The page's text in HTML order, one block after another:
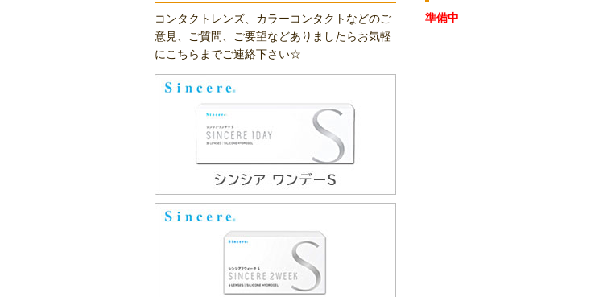
準備中
コンタクトレンズ、カラーコンタクトなどのご
意見、ご質問、ご要望などありましたらお気軽
にこちらまでご連絡下さい☆